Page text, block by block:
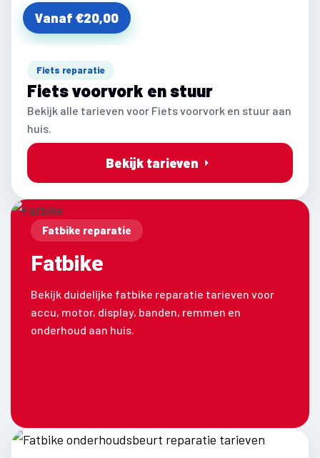
Vanaf €20,00
Fiets reparatie
Fiets voorvork en stuur
Bekijk alle tarieven voor Fiets voorvork en stuur aan
huis.
Bekijk tarieven
Fatbike reparatie
Fatbike
Bekijk duidelijke fatbike reparatie tarieven voor
accu, motor, display, banden, remmen en
onderhoud aan huis.